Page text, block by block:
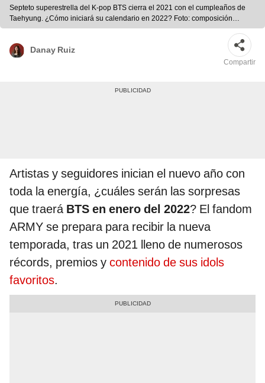
Septeto superestrella del K-pop BTS cierra el 2021 con el cumpleaños de
Taehyung. ¿Cómo iniciará su calendario en 2022? Foto: composición
BIGHIT / La República
Danay Ruiz
Compartir
Artistas y seguidores inician el nuevo año con
toda la energía, ¿cuáles serán las sorpresas
que traerá BTS en enero del 2022? El fandom
ARMY se prepara para recibir la nueva
temporada, tras un 2021 lleno de numerosos
récords, premios y contenido de sus idols
favoritos.